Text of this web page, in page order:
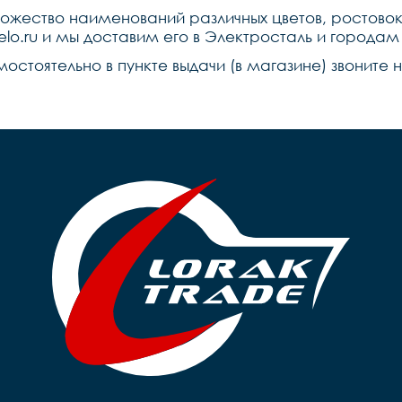
наименований различных цветов,
и мы доставим его в Электросталь и
в пункте выдачи (в магазине)